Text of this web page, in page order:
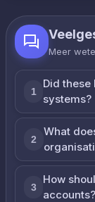
Meer
1
Did
systems?
2
What
3
How
accounts?